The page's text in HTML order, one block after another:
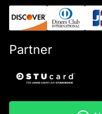
Partner